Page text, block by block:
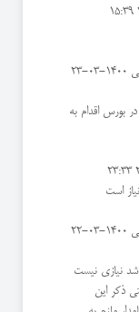
1400-03-23
بورس اقدام به
است
1400-03-22
نیازی نیست
ذکر این